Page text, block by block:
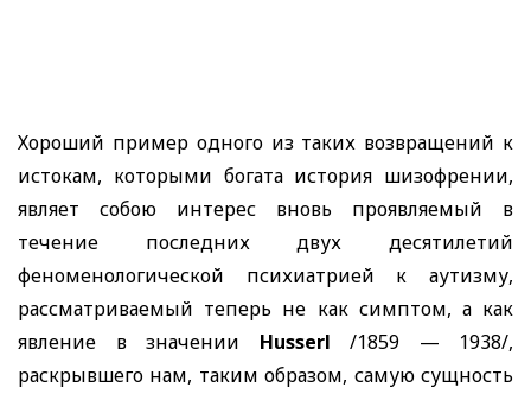
Хороший пример одного из таких возвращений к
истокам, которыми богата история шизофрении,
являет собою интерес вновь проявляемый в
течение последних двух десятилетий
феноменологической психиатрией к аутизму,
рассматриваемый теперь не как симптом, а как
явление в значении Husserl /1859 — 1938/,
раскрывшего нам, таким образом, самую сущность